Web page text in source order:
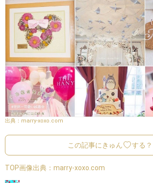
marry-xoxo.com
この記事にきゅん する？
TOP画像出典： marry-xoxo.com